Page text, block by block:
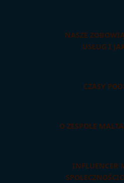
NASZE
USŁUG I
CZASY
O ZESPOLE
INFLUENCER